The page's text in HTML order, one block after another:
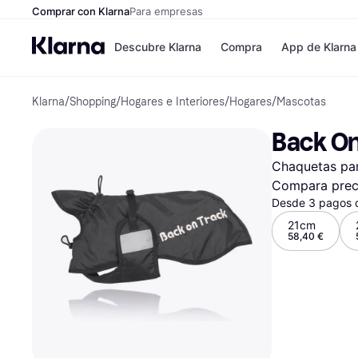
Comprar con KlarnaPara empresas
Descubre Klarna
Formas de pago
Paga ahora
Paga en 3 plazos
Paga en 30 días
Financiación
Klarna en Apple
Compra
Tiendas
Shein
Zalando
Zara
JD Sports
Directorio de
App de Klarna
Klarna/Shopping/Hogares e Interiores/Hogares/Mascotas
Back
Chaquetas
Compara
Desde 3 pagos
21cm
58,40 €